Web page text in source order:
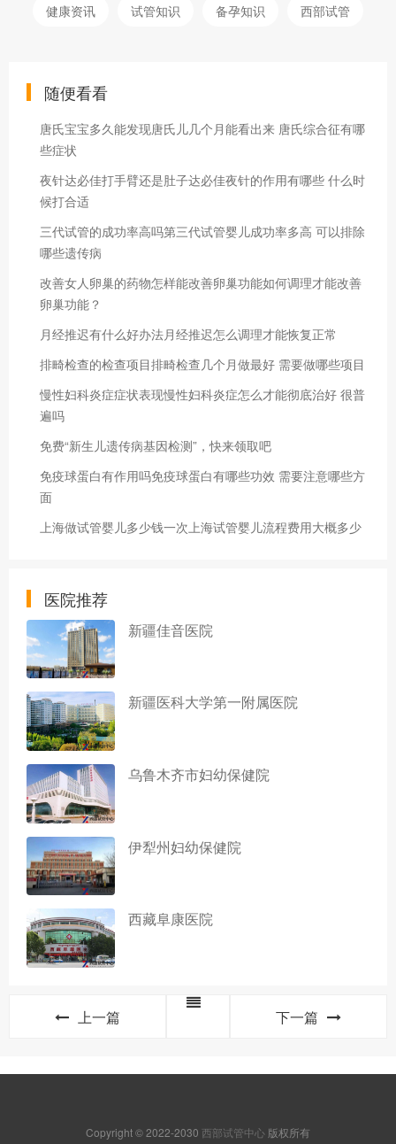
健康资讯 试管知识 备孕知识 西部试管
随便看看
唐氏宝宝多久能发现唐氏儿几个月能看出来 唐氏综合征有哪
些症状
夜针达必佳打手臂还是肚子达必佳夜针的作用有哪些 什么时
候打合适
三代试管的成功率高吗第三代试管婴儿成功率多高 可以排除
哪些遗传病
改善女人卵巢的药物怎样能改善卵巢功能如何调理才能改善
卵巢功能？
月经推迟有什么好办法月经推迟怎么调理才能恢复正常
排畸检查的检查项目排畸检查几个月做最好 需要做哪些项目
慢性妇科炎症症状表现慢性妇科炎症怎么才能彻底治好 很普
遍吗
免费“新生儿遗传病基因检测”，快来领取吧
免疫球蛋白有作用吗免疫球蛋白有哪些功效 需要注意哪些方
面
上海做试管婴儿多少钱一次上海试管婴儿流程费用大概多少
医院推荐
新疆佳音医院
新疆医科大学第一附属医院
乌鲁木齐市妇幼保健院
伊犁州妇幼保健院
西藏阜康医院
上一篇 下一篇
Copyright © 2022-2030 西部试管中心 版权所有